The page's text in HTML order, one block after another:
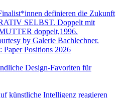
definieren die Zukunft
Paper Positions 2026
Design-Favoriten für
künstliche Intelligenz reagieren